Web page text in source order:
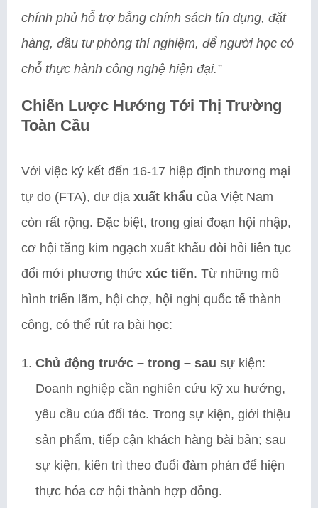
chính phủ hỗ trợ bằng chính sách tín dụng, đặt
hàng, đầu tư phòng thí nghiệm, để người học có
chỗ thực hành công nghệ hiện đại.”
Chiến Lược Hướng Tới Thị Trường
Toàn Cầu
Với việc ký kết đến 16-17 hiệp định thương mại
tự do (FTA), dư địa xuất khẩu của Việt Nam
còn rất rộng. Đặc biệt, trong giai đoạn hội nhập,
cơ hội tăng kim ngạch xuất khẩu đòi hỏi liên tục
đổi mới phương thức xúc tiến. Từ những mô
hình triển lãm, hội chợ, hội nghị quốc tế thành
công, có thể rút ra bài học:
Chủ động trước – trong – sau sự kiện:
Doanh nghiệp cần nghiên cứu kỹ xu hướng,
yêu cầu của đối tác. Trong sự kiện, giới thiệu
sản phẩm, tiếp cận khách hàng bài bản; sau
sự kiện, kiên trì theo đuổi đàm phán để hiện
thực hóa cơ hội thành hợp đồng.